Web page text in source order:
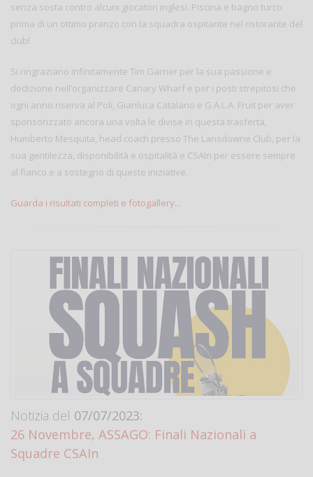
senza sosta contro alcuni giocatori inglesi. Piscina e bagno turco
prima di un ottimo pranzo con la squadra ospitante nel ristorante del
club!
Si ringraziano infinitamente Tim Garner per la sua passione e
dedizione nell’organizzare Canary Wharf e per i posti strepitosi che
ogni anno riserva al Poli, Gianluca Catalano e G.A.L.A. Fruit per aver
sponsorizzato ancora una volta le divise in questa trasferta,
Humberto Mesquita, head coach presso The Lansdowne Club, per la
sua gentilezza, disponibilità e ospitalità e CSAIn per essere sempre
al fianco e a sostegno di queste iniziative.
Guarda i risultati completi e fotogallery...
Notizia del 07/07/2023:
26 Novembre, ASSAGO: Finali Nazionali a
Squadre CSAIn